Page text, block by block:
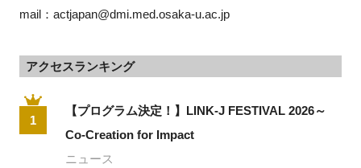
mail：actjapan@dmi.med.osaka-u.ac.jp
アクセスランキング
1
【プログラム決定！】LINK-J FESTIVAL 2026～
Co-Creation for Impact
ニュース